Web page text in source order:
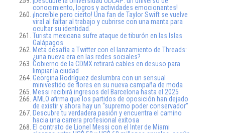
conocimiento, logros y actividades emocionantes!
¡Increíble pero cierto! Una fan de Taylor Swift se vuelve
viral al faltar al trabajo y cubrirse con una manta para
ocultar su identidad.
Turista mexicana sufre ataque de tiburón en las Islas
Galápagos
Meta desafía a Twitter con el lanzamiento de Threads:
¿una nueva era en las redes sociales?
Gobierno de la CDMX retirará cables en desuso para
limpiar la ciudad
Georgina Rodríguez deslumbra con un sensual
minivestido de flores en su nueva campaña de moda
Messi recibirá ingresos del Barcelona hasta el 2025
AMLO afirma que los partidos de oposición han dejado
de existir y ahora hay un “supremo poder conservador”
Descubre tu verdadera pasión y encuentra el camino
hacia una carrera profesional exitosa
El contrato de Lionel Messi con el Inter de Miami